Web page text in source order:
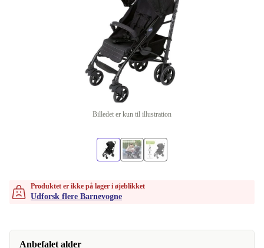
Billedet er kun til illustration
Produktet er ikke på lager i øjeblikket
Udforsk flere Barnevogne
Anbefalet alder